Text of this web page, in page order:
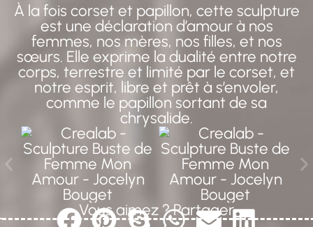
À la fois corset et papillon, cette sculpture
est une déclaration d’amour à nos
femmes, nos mères, nos filles, et nos
sœurs. Elle exprime la dualité entre notre
corps, terrestre et limité par le corset, et
notre esprit, libre et prêt à s’envoler,
comme le papillon sortant de sa
chrysalide.
Vous aimez ? Partager